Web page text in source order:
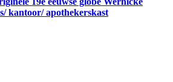
kantoor/ apothekerskast